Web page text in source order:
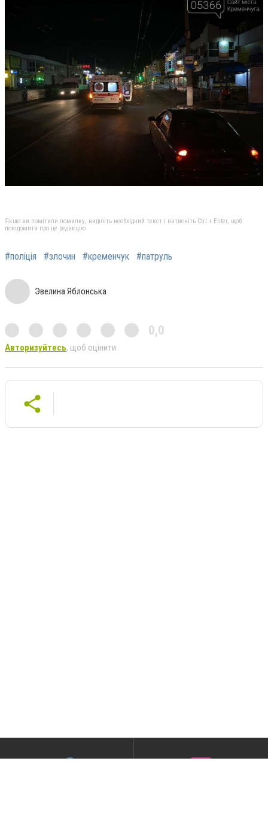
Якщо ви помітили помилку, виділіть необхідний текст і натисніть Ctrl + Enter, щоб
повідомити про це редакцію
#поліція #злочин #кременчук #патруль
Эвелина Яблонська
0,0
Авторизуйтесь, щоб оцінити